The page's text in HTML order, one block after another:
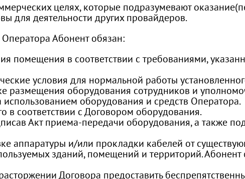
целях, которые подразумевают
для деятельности других провайдеров.
Абонент обязан:
помещения в соответствии с требованиями,
условия для нормальной работы
размещения оборудования сотрудников и
оборудования и средств Оператора.
соответствии с Договором оборудования.
Акт приема-передачи оборудования, а также
аппаратуры и/или прокладки кабелей от
зданий, помещений и территорий. Абонент
Договора предоставить